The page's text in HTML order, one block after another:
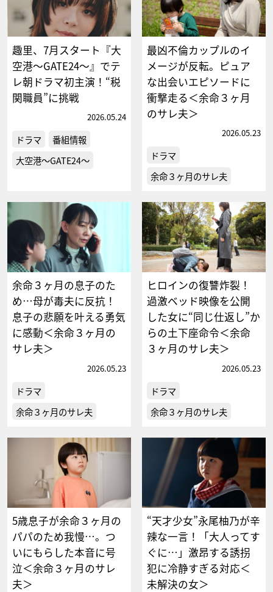
趣里、7月スタート『大
空港～GATE24～』でテ
レ朝ドラマ初主演！“税
関職員”に挑戦
2026.05.24
ドラマ
番組情報
大空港～GATE24～
最凶不倫カップルのイ
メージが反転。ピュア
な出会いエピソードに
衝撃走る＜余命３ヶ月
のサレ夫＞
2026.05.23
ドラマ
余命３ヶ月のサレ夫
余命３ヶ月の息子のた
め…母が毒夫に反抗！
息子の悲願を叶える勇気
に感動＜余命３ヶ月の
サレ夫＞
2026.05.23
ドラマ
余命３ヶ月のサレ夫
ヒロインの復讐炸裂！
過激ベッド映像を公開
した女に“同じ仕返し”か
らの土下座命令＜余命
３ヶ月のサレ夫＞
2026.05.23
ドラマ
余命３ヶ月のサレ夫
5歳息子が余命３ヶ月の
パパのため我慢…。つ
いにもらした本音に号
泣＜余命３ヶ月のサレ
夫＞
“天才少女”永尾柚乃が辛
辣な一言！「大人ってす
ぐに…」激昂する誘拐
犯に冷静すぎる対応＜
未解決の女＞